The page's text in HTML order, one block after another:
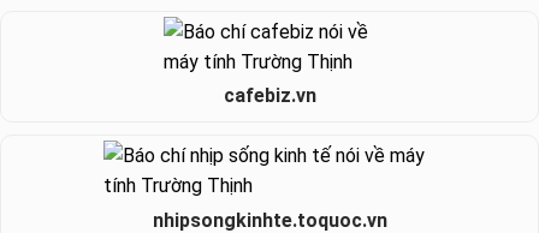
cafebiz.vn
nhipsongkinhte.toquoc.vn